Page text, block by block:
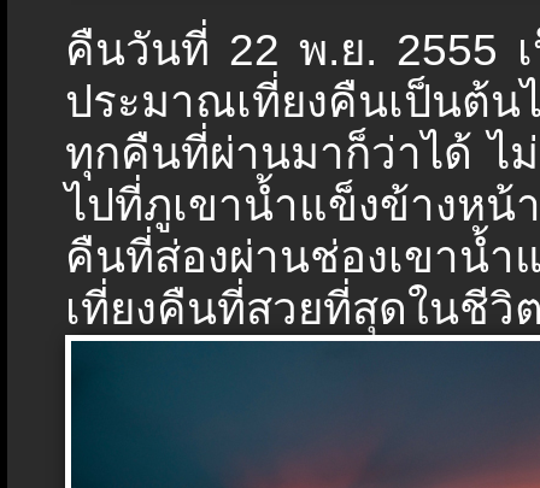
คืนวันที่ 22 พ.ย. 2555
ประมาณเที่ยงคืนเป็นต้
ทุกคืนที่ผ่านมาก็ว่าได้ ไ
ไปที่ภูเขาน้ำแข็งข้างหน้
คืนที่ส่องผ่านช่องเขาน้
เที่ยงคืนที่สวยที่สุดในชีวิ